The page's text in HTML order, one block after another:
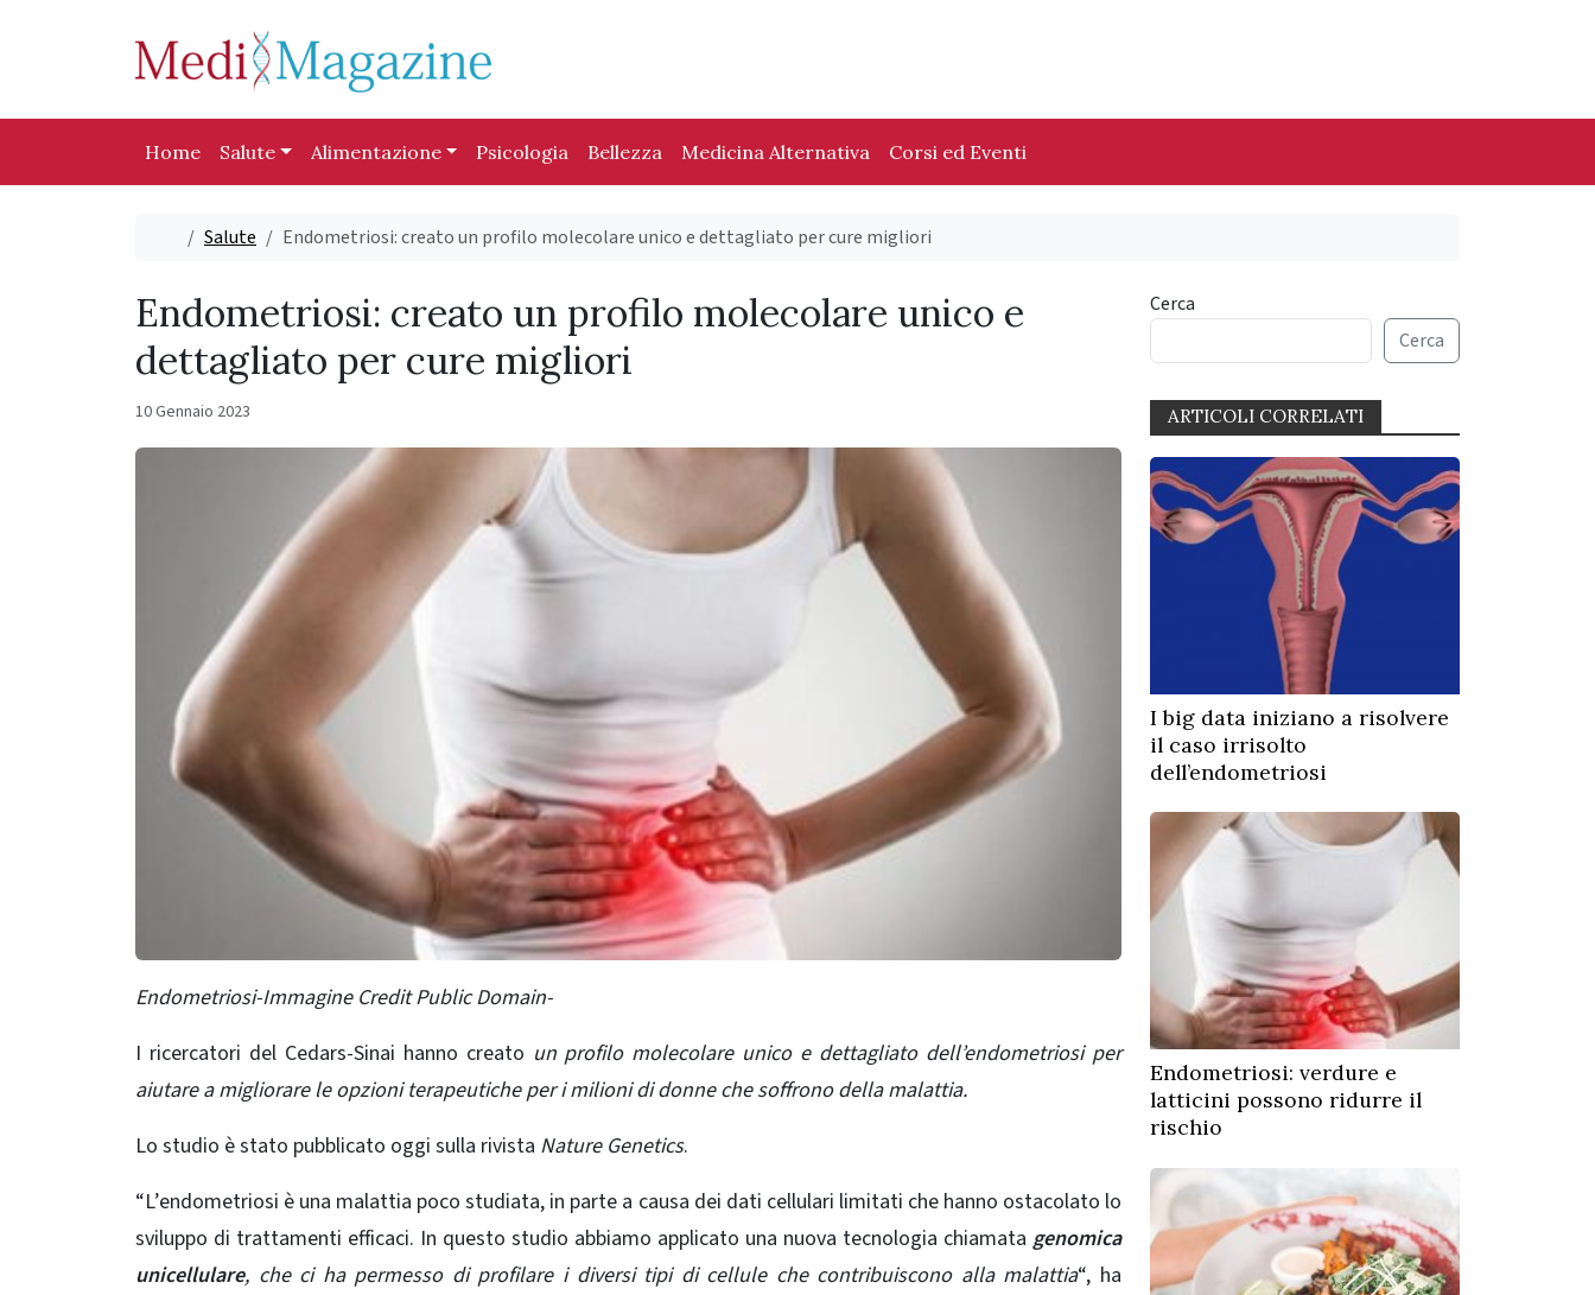
Home Salute Alimentazione Psicologia Bellezza Medicina Alternativa Corsi ed Eventi
Home
Salute Endometriosi: creato un profilo molecolare unico e dettagliato per cure migliori
Endometriosi: creato un profilo molecolare unico e
dettagliato per cure migliori
10 Gennaio 2023
Endometriosi-Immagine Credit Public Domain-
I ricercatori del Cedars-Sinai hanno creato un profilo molecolare unico e dettagliato dell’endometriosi per
aiutare a migliorare le opzioni terapeutiche per i milioni di donne che soffrono della malattia.
Lo studio è stato pubblicato oggi sulla rivista Nature Genetics.
“L’endometriosi è una malattia poco studiata, in parte a causa dei dati cellulari limitati che hanno ostacolato lo
sviluppo di trattamenti efficaci. In questo studio abbiamo applicato una nuova tecnologia chiamata genomica
unicellulare, che ci ha permesso di profilare i diversi tipi di cellule che contribuiscono alla malattia“, ha
Cerca
Cerca
ARTICOLI CORRELATI
I big data iniziano a risolvere
il caso irrisolto
dell’endometriosi
Endometriosi: verdure e
latticini possono ridurre il
rischio